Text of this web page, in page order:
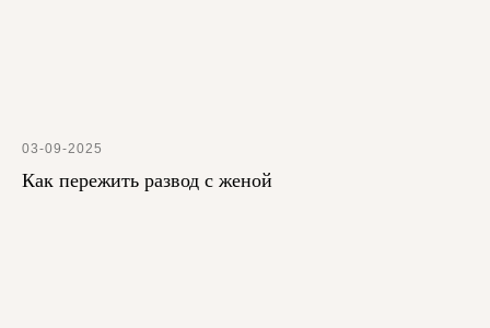
03-09-2025
Как пережить развод с женой